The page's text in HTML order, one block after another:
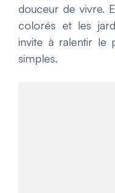
douceur de vivre.
colorés et les
invite à ralentir le
simples.